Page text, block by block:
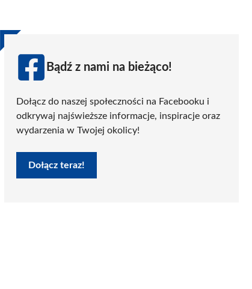
Bądź z nami na bieżąco!
Dołącz do naszej społeczności na Facebooku i
odkrywaj najświeższe informacje, inspiracje oraz
wydarzenia w Twojej okolicy!
Dołącz teraz!